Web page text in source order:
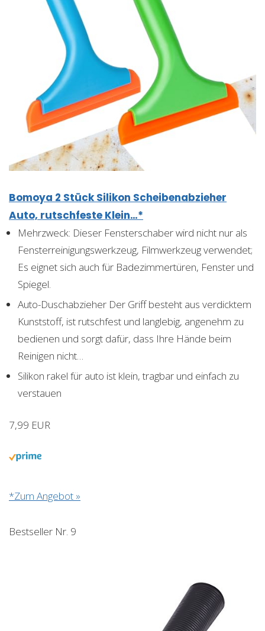
Bomoya 2 Stück Silikon Scheibenabzieher
Auto, rutschfeste Klein…*
Mehrzweck: Dieser Fensterschaber wird nicht nur als
Fensterreinigungswerkzeug, Filmwerkzeug verwendet;
Es eignet sich auch für Badezimmertüren, Fenster und
Spiegel.
Auto-Duschabzieher Der Griff besteht aus verdicktem
Kunststoff, ist rutschfest und langlebig, angenehm zu
bedienen und sorgt dafür, dass Ihre Hände beim
Reinigen nicht…
Silikon rakel für auto ist klein, tragbar und einfach zu
verstauen
7,99 EUR
*Zum Angebot »
Bestseller Nr. 9